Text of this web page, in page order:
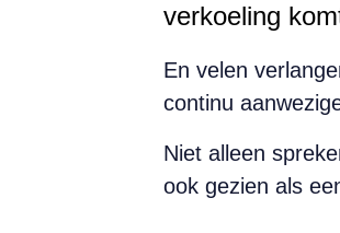
verkoeling
En velen
continu
Niet alleen
ook gezien als